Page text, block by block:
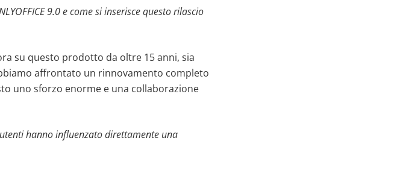
9.0 e come si inserisce questo rilascio
su questo prodotto da oltre 15 anni, sia
affrontato un rinnovamento completo
uno sforzo enorme e una collaborazione
hanno influenzato direttamente una